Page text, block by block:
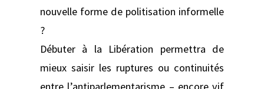
nouvelle forme de politisation informelle
?
Débuter à la Libération permettra de
mieux saisir les ruptures ou continuités
entre l’antiparlementarisme – encore vif